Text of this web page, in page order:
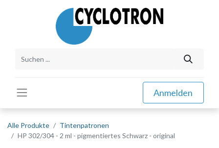
Anmelden
Alle Produkte
Tintenpatronen
HP 302/304 - 2 ml - pigmentiertes Schwarz - original